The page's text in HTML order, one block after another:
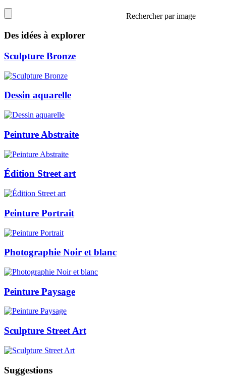
Rechercher par image
Des idées à explorer
Sculpture Bronze
Dessin aquarelle
Peinture Abstraite
Édition Street art
Peinture Portrait
Photographie Noir et blanc
Peinture Paysage
Sculpture Street Art
Suggestions